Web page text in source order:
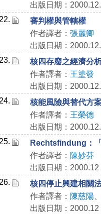
出版日期：
22.
審判權與管轄權
作者譯者： 張麗卿
出版日期：
23.
核四存廢之經濟分
作者譯者： 王塗發
出版日期：
24.
核能風險與替代方
作者譯者： 王榮德
出版日期：
25.
Rechtsfindung：
作者譯者： 陳妙芬
出版日期：2000.12
26.
核四停止興建相關
作者譯者： 陳慈陽
出版日期：2000.12